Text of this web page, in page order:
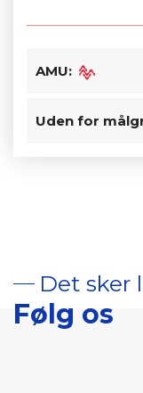
AMU:
Uden for
Det sker
Følg os